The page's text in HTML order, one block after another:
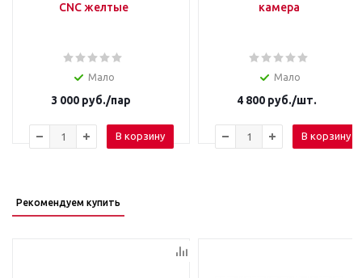
CNC желтые
Мало
3 000руб./пар
В корзину
камера
Мало
4 800руб./шт.
В корзину
Рекомендуем купить